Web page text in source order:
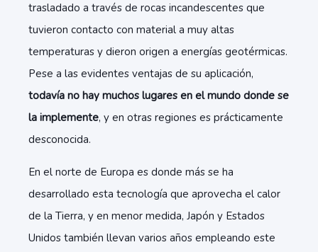
trasladado a través de rocas incandescentes que
tuvieron contacto con material a muy altas
temperaturas y dieron origen a energías geotérmicas.
Pese a las evidentes ventajas de su aplicación,
todavía no hay muchos lugares en el mundo donde se
la implemente, y en otras regiones es prácticamente
desconocida.
En el norte de Europa es donde más se ha
desarrollado esta tecnología que aprovecha el calor
de la Tierra, y en menor medida, Japón y Estados
Unidos también llevan varios años empleando este